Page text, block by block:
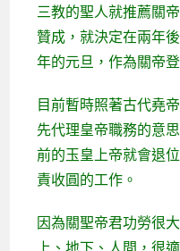
三教的聖人就推薦關
贊成，就決定在兩年
年的元旦，作為關帝
目前暫時照著古代堯
先代理皇帝職務的意
前的玉皇上帝就會退
責收圓的工作。
因為關聖帝君功勞很